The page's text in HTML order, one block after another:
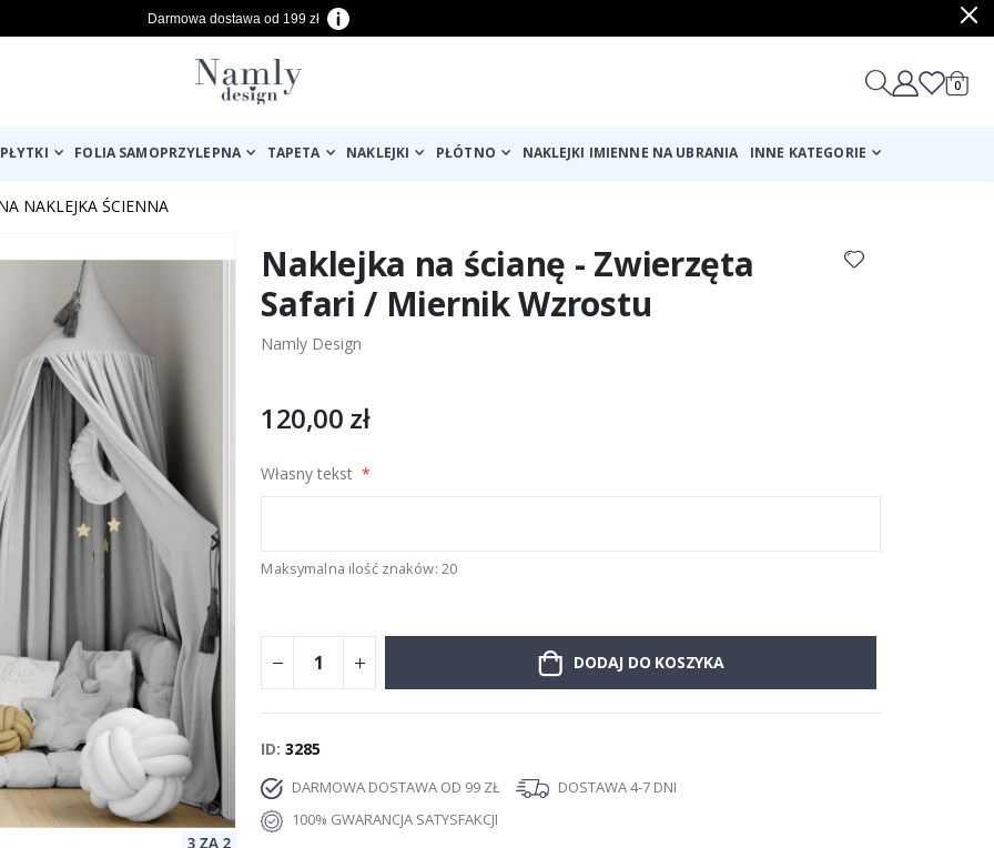
Darmowa dostawa od 199 zł
Cart
0
FOLIA SAMOPRZYLEPNA TAPETA NAKLEJKI PŁÓTNO NAKLEJKI IMIENNE NA UBRANIA INNE KATEGORIE
NAKLEJKA ŚCIENNA
Naklejka na ścianę - Zwierzęta
Safari / Miernik Wzrostu
Namly Design
120,00 zł
Własny tekst
Maksymalna ilość znaków: 20
DODAJ DO KOSZYKA
ID 3285
DARMOWA DOSTAWA OD 99 ZŁ
DOSTAWA 4-7 DNI
100% GWARANCJA SATYSFAKCJI